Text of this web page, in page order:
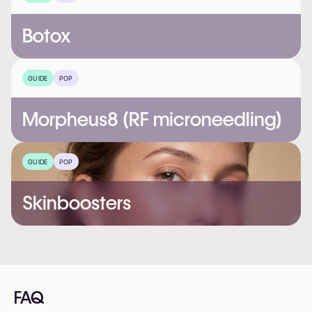
Botox
GUIDE POP
Morpheus8 (RF microneedling)
GUIDE POP
Skinboosters
FAQ